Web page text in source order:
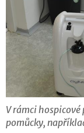
V rámci
pomůcky,